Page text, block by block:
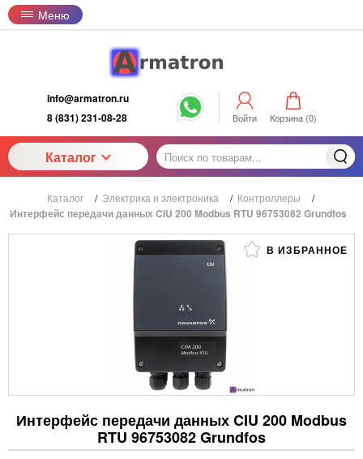
Меню
info@armatron.ru
8 (831) 231-08-28
Войти Корзина (0)
Каталог
Каталог / Электрика и электроника / Контроллеры /
Интерфейс передачи данных CIU 200 Modbus RTU 96753082 Grundfos
В ИЗБРАННОЕ
Интерфейс передачи данных CIU 200 Modbus
RTU 96753082 Grundfos